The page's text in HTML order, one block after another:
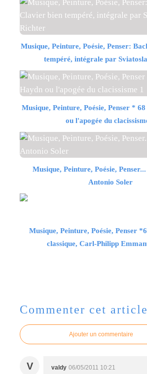
Musique, Peinture, Poésie, Penser:
tempéré, intégrale par
Musique, Peinture, Poésie, Penser *
ou l'apogée du
Musique, Peinture, Poésie,
Antonio Soler
Musique, Peinture, Poésie, Penser
classique, Carl-Philipp
Commenter cet article
Ajouter un commentaire
V valdy 06/05/2011 10:21